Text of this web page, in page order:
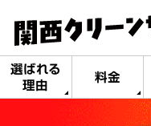
選ばれる
理由
料金